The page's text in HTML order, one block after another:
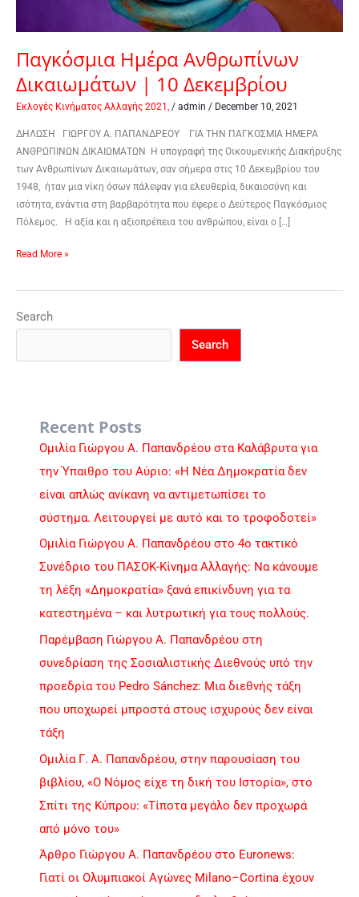
Παγκόσμια Ημέρα Ανθρωπίνων
Δικαιωμάτων | 10 Δεκεμβρίου
Εκλογές Κινήματος Αλλαγής 2021, / admin / December 10, 2021
ΔΗΛΩΣΗ ΓΙΩΡΓΟΥ Α. ΠΑΠΑΝΔΡΕΟΥ ΓΙΑ ΤΗΝ ΠΑΓΚΟΣΜΙΑ ΗΜΕΡΑ
ΑΝΘΡΩΠΙΝΩΝ ΔΙΚΑΙΩΜΑΤΩΝ Η υπογραφή της Οικουμενικής Διακήρυξης
των Ανθρωπίνων Δικαιωμάτων, σαν σήμερα στις 10 Δεκεμβρίου του
1948, ήταν μια νίκη όσων πάλεψαν για ελευθερία, δικαιοσύνη και
ισότητα, ενάντια στη βαρβαρότητα που έφερε ο Δεύτερος Παγκόσμιος
Πόλεμος. Η αξία και η αξιοπρέπεια του ανθρώπου, είναι ο […]
Read More »
Search
Search
Recent Posts
Ομιλία Γιώργου Α. Παπανδρέου στα Καλάβρυτα για
την Ύπαιθρο του Αύριο: «Η Νέα Δημοκρατία δεν
είναι απλώς ανίκανη να αντιμετωπίσει το
σύστημα. Λειτουργεί με αυτό και το τροφοδοτεί»
Ομιλία Γιώργου Α. Παπανδρέου στο 4ο τακτικό
Συνέδριο του ΠΑΣΟΚ-Κίνημα Αλλαγής: Να κάνουμε
τη λέξη «Δημοκρατία» ξανά επικίνδυνη για τα
κατεστημένα – και λυτρωτική για τους πολλούς.
Παρέμβαση Γιώργου Α. Παπανδρέου στη
συνεδρίαση της Σοσιαλιστικής Διεθνούς υπό την
προεδρία του Pedro Sánchez: Μια διεθνής τάξη
που υποχωρεί μπροστά στους ισχυρούς δεν είναι
τάξη
Ομιλία Γ. Α. Παπανδρέου, στην παρουσίαση του
βιβλίου, «Ο Νόμος είχε τη δική του Ιστορία», στο
Σπίτι της Κύπρου: «Τίποτα μεγάλο δεν προχωρά
από μόνο του»
Άρθρο Γιώργου Α. Παπανδρέου στο Euronews:
Γιατί οι Ολυμπιακοί Αγώνες Milano–Cortina έχουν